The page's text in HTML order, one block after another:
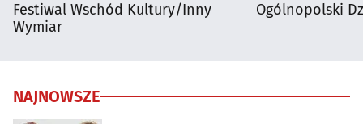
Festiwal Wschód Kultury/Inny
Wymiar
Ogólnopolski
NAJNOWSZE